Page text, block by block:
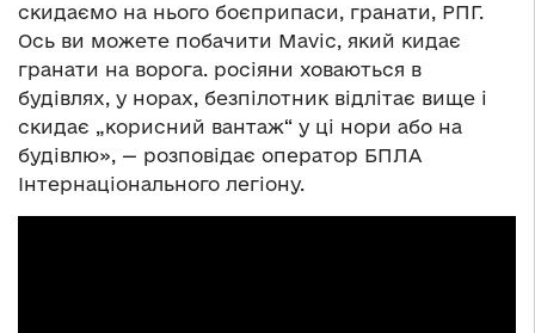
скидаємо на нього боєприпаси, гранати, РПГ.
Ось ви можете побачити Mavic, який кидає
гранати на ворога. росіяни ховаються в
будівлях, у норах, безпілотник відлітає вище і
скидає „корисний вантаж“ у ці нори або на
будівлю», — розповідає оператор БПЛА
Інтернаціонального легіону.